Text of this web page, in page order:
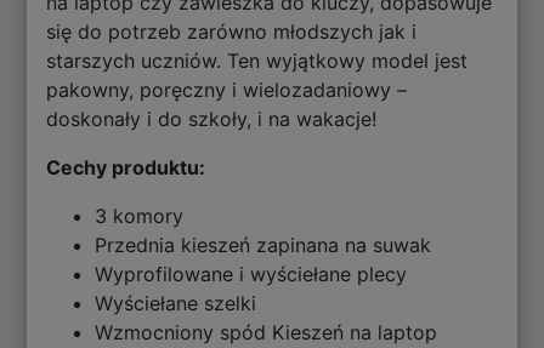
się do potrzeb zarówno młodszych jak i
starszych uczniów. Ten wyjątkowy model jest
pakowny, poręczny i wielozadaniowy –
doskonały i do szkoły, i na wakacje!
Cechy produktu:
3 komory
Przednia kieszeń zapinana na suwak
Wyprofilowane i wyściełane plecy
Wyściełane szelki
Wzmocniony spód Kieszeń na laptop